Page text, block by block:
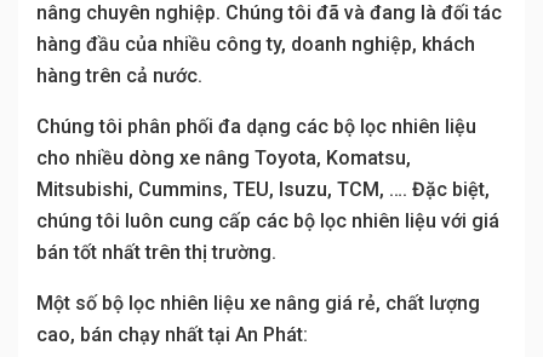
nâng chuyên nghiệp. Chúng tôi đã và đang là đối tác
hàng đầu của nhiều công ty, doanh nghiệp, khách
hàng trên cả nước.
Chúng tôi phân phối đa dạng các bộ lọc nhiên liệu
cho nhiều dòng xe nâng Toyota, Komatsu,
Mitsubishi, Cummins, TEU, Isuzu, TCM, …. Đặc biệt,
chúng tôi luôn cung cấp các bộ lọc nhiên liệu với giá
bán tốt nhất trên thị trường.
Một số bộ lọc nhiên liệu xe nâng giá rẻ, chất lượng
cao, bán chạy nhất tại An Phát: